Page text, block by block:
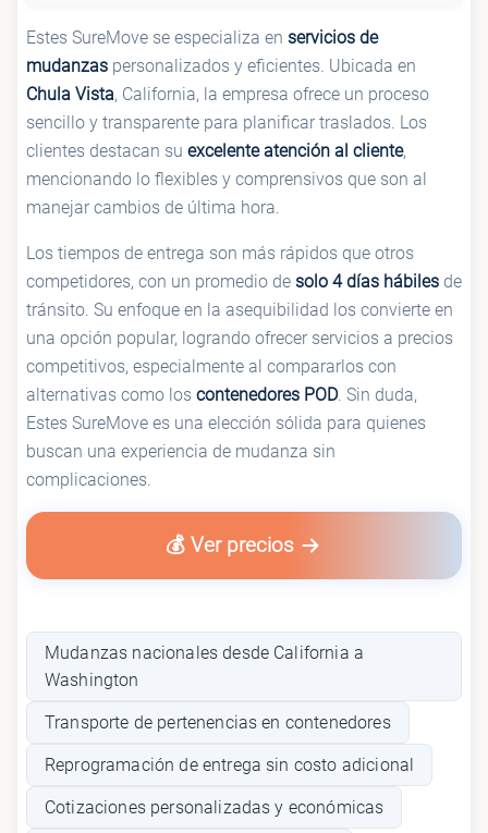
Estes SureMove se especializa en servicios de
mudanzas personalizados y eficientes. Ubicada en
Chula Vista, California, la empresa ofrece un proceso
sencillo y transparente para planificar traslados. Los
clientes destacan su excelente atención al cliente,
mencionando lo flexibles y comprensivos que son al
manejar cambios de última hora.
Los tiempos de entrega son más rápidos que otros
competidores, con un promedio de solo 4 días hábiles de
tránsito. Su enfoque en la asequibilidad los convierte en
una opción popular, logrando ofrecer servicios a precios
competitivos, especialmente al compararlos con
alternativas como los contenedores POD. Sin duda,
Estes SureMove es una elección sólida para quienes
buscan una experiencia de mudanza sin
complicaciones.
💰 Ver precios
Mudanzas nacionales desde California a
Washington
Transporte de pertenencias en contenedores
Reprogramación de entrega sin costo adicional
Cotizaciones personalizadas y económicas